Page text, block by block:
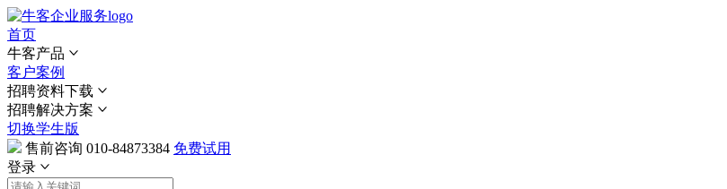
首页
牛客产品
客户案例
招聘资料下载
招聘解决方案
切换学生版
售前咨询 010-84873384 免费试用
登录